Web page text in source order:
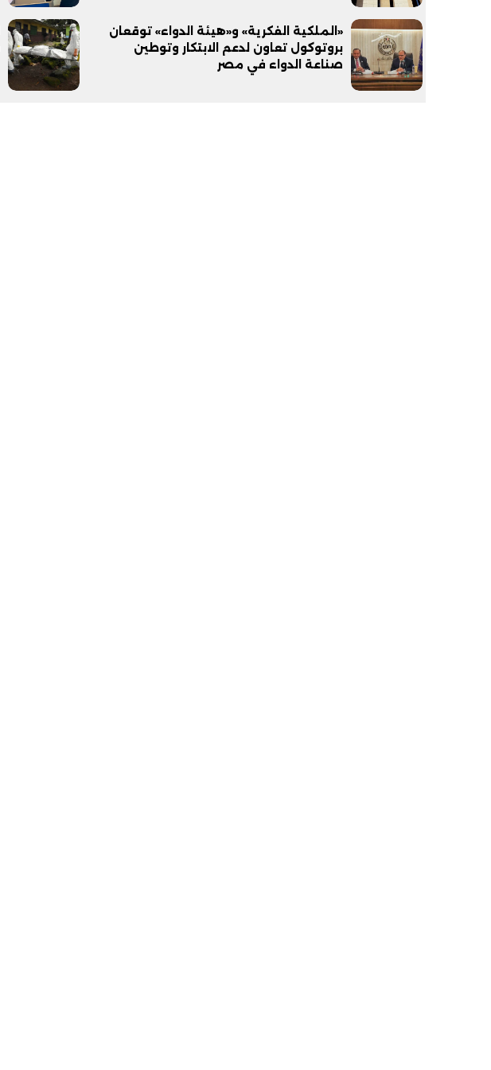
«الملكية الفكرية» و«هيئة الدواء» توقعان
بروتوكول تعاون لدعم الابتكار وتوطين
صناعة الدواء في مصر